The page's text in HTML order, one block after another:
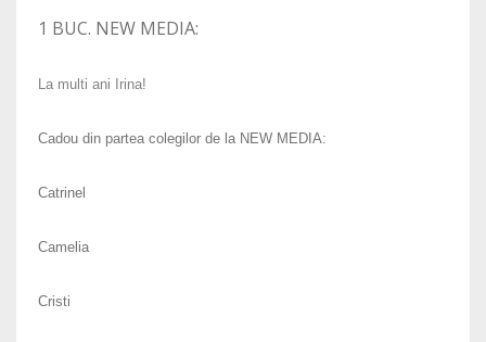
1 BUC. NEW MEDIA:
La multi ani Irina!
Cadou din partea colegilor de la NEW MEDIA:
Catrinel
Camelia
Cristi